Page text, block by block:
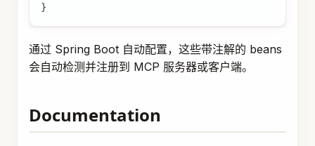
}
通过 Spring Boot 自动配置，这些带注解的 beans
会自动检测并注册到 MCP 服务器或客户端。
Documentation